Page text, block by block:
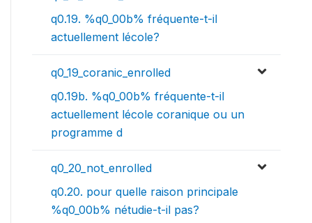
q0.19. %q0_00b% fréquente-t-il
actuellement lécole?
q0_19_coranic_enrolled
q0.19b. %q0_00b% fréquente-t-il
actuellement lécole coranique ou un
programme d
q0_20_not_enrolled
q0.20. pour quelle raison principale
%q0_00b% nétudie-t-il pas?